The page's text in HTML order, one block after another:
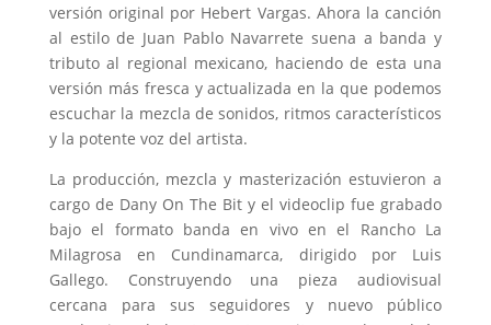
versión original por Hebert Vargas. Ahora la canción
al estilo de Juan Pablo Navarrete suena a banda y
tributo al regional mexicano, haciendo de esta una
versión más fresca y actualizada en la que podemos
escuchar la mezcla de sonidos, ritmos característicos
y la potente voz del artista.
La producción, mezcla y masterización estuvieron a
cargo de Dany On The Bit y el videoclip fue grabado
bajo el formato banda en vivo en el Rancho La
Milagrosa en Cundinamarca, dirigido por Luis
Gallego. Construyendo una pieza audiovisual
cercana para sus seguidores y nuevo público